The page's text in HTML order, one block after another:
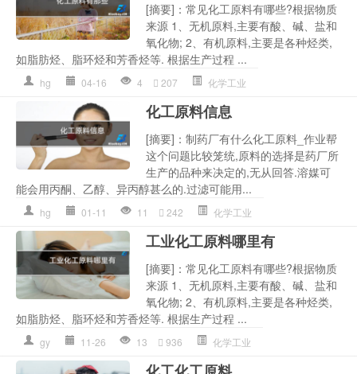
[摘要]：常见化工原料有哪些?根据物质
来源 1、无机原料,主要有酸、碱、盐和
氧化物; 2、有机原料,主要是各种烃类,
如脂肪烃、脂环烃和芳香烃等. 根据生产过程 ...
hg 04-16 4 207 化学工业
化工原料信息
[摘要]：制药厂有什么化工原料_作业帮
这个问题比较笼统,原料的选择是药厂所
生产的品种来决定的,无从回答.溶媒可
能会用丙酮、乙醇、异丙醇甚么的.过滤可能用...
hg 01-11 11 242 化学工业
工业化工原料哪里有
[摘要]：常见化工原料有哪些?根据物质
来源 1、无机原料,主要有酸、碱、盐和
氧化物; 2、有机原料,主要是各种烃类,
如脂肪烃、脂环烃和芳香烃等. 根据生产过程 ...
gy 11-26 13 936 化学工业